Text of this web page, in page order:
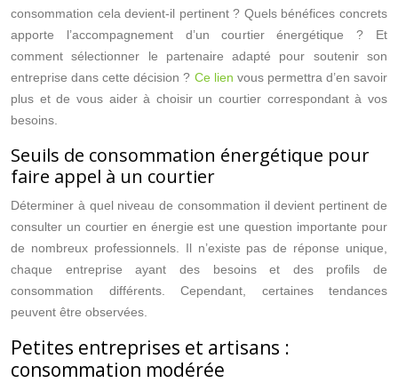
consommation cela devient-il pertinent ? Quels bénéfices concrets
apporte l’accompagnement d’un courtier énergétique ? Et
comment sélectionner le partenaire adapté pour soutenir son
entreprise dans cette décision ? Ce lien vous permettra d’en savoir
plus et de vous aider à choisir un courtier correspondant à vos
besoins.
Seuils de consommation énergétique pour
faire appel à un courtier
Déterminer à quel niveau de consommation il devient pertinent de
consulter un courtier en énergie est une question importante pour
de nombreux professionnels. Il n’existe pas de réponse unique,
chaque entreprise ayant des besoins et des profils de
consommation différents. Cependant, certaines tendances
peuvent être observées.
Petites entreprises et artisans :
consommation modérée